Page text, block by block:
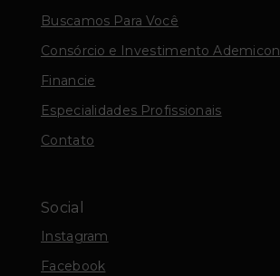
Buscamos Para Você
Consórcio e Investimento Ademicon
Financie
Especialidades Profissionais
Contato
Social
Instagram
Facebook